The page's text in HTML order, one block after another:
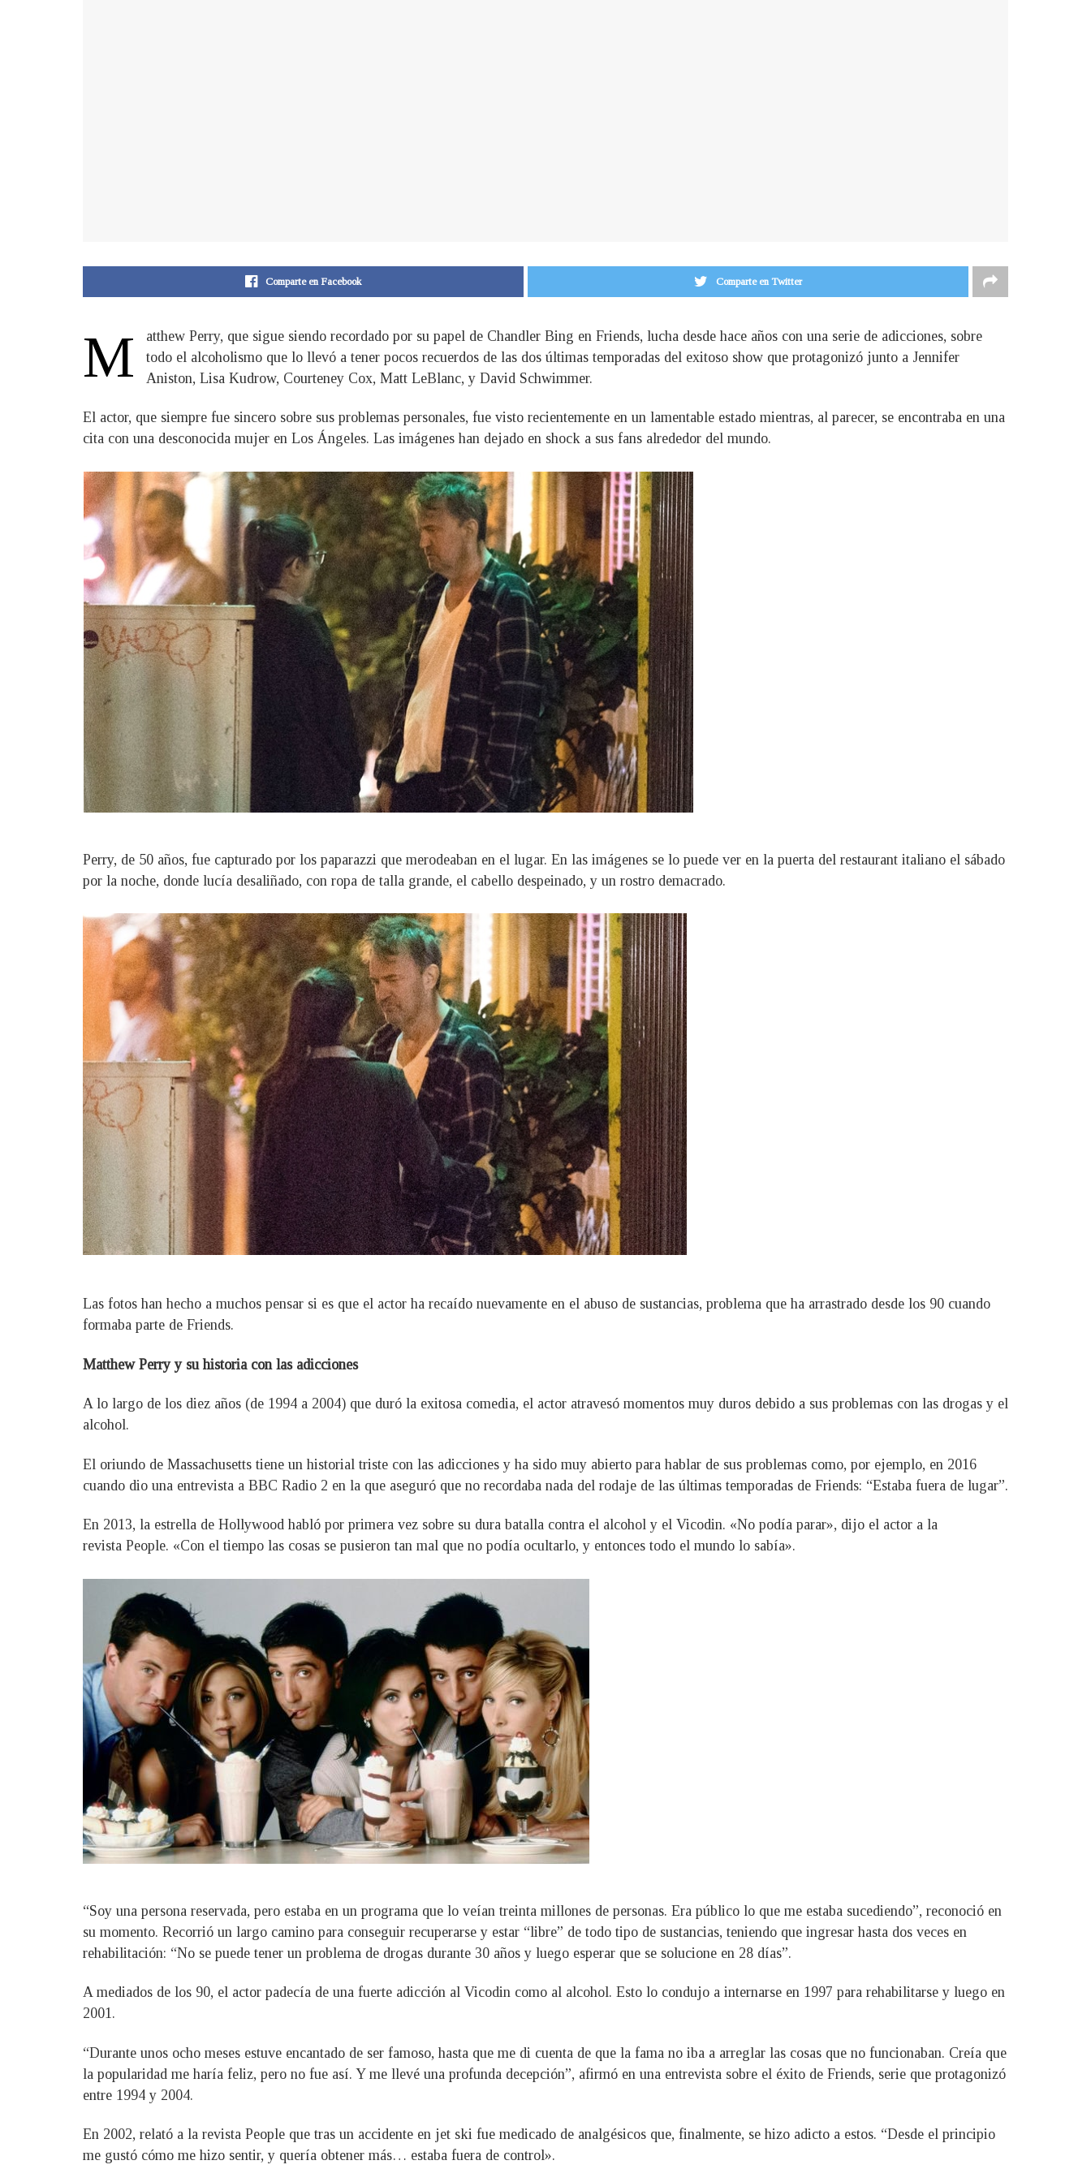
Comparte en Facebook Comparte en Twitter
M
atthew Perry, que sigue siendo recordado por su papel de Chandler Bing en Friends, lucha desde hace años con una serie de adicciones, sobre
todo el alcoholismo que lo llevó a tener pocos recuerdos de las dos últimas temporadas del exitoso show que protagonizó junto a Jennifer
Aniston, Lisa Kudrow, Courteney Cox, Matt LeBlanc, y David Schwimmer.
El actor, que siempre fue sincero sobre sus problemas personales, fue visto recientemente en un lamentable estado mientras, al parecer, se encontraba en una
cita con una desconocida mujer en Los Ángeles. Las imágenes han dejado en shock a sus fans alrededor del mundo.
Perry, de 50 años, fue capturado por los paparazzi que merodeaban en el lugar. En las imágenes se lo puede ver en la puerta del restaurant italiano el sábado
por la noche, donde lucía desaliñado, con ropa de talla grande, el cabello despeinado, y un rostro demacrado.
Las fotos han hecho a muchos pensar si es que el actor ha recaído nuevamente en el abuso de sustancias, problema que ha arrastrado desde los 90 cuando
formaba parte de Friends.
Matthew Perry y su historia con las adicciones
A lo largo de los diez años (de 1994 a 2004) que duró la exitosa comedia, el actor atravesó momentos muy duros debido a sus problemas con las drogas y el
alcohol.
El oriundo de Massachusetts tiene un historial triste con las adicciones y ha sido muy abierto para hablar de sus problemas como, por ejemplo, en 2016
cuando dio una entrevista a BBC Radio 2 en la que aseguró que no recordaba nada del rodaje de las últimas temporadas de Friends: “Estaba fuera de lugar”.
En 2013, la estrella de Hollywood habló por primera vez sobre su dura batalla contra el alcohol y el Vicodin. «No podía parar», dijo el actor a la
revista People. «Con el tiempo las cosas se pusieron tan mal que no podía ocultarlo, y entonces todo el mundo lo sabía».
“Soy una persona reservada, pero estaba en un programa que lo veían treinta millones de personas. Era público lo que me estaba sucediendo”, reconoció en
su momento. Recorrió un largo camino para conseguir recuperarse y estar “libre” de todo tipo de sustancias, teniendo que ingresar hasta dos veces en
rehabilitación: “No se puede tener un problema de drogas durante 30 años y luego esperar que se solucione en 28 días”.
A mediados de los 90, el actor padecía de una fuerte adicción al Vicodin como al alcohol. Esto lo condujo a internarse en 1997 para rehabilitarse y luego en
2001.
“Durante unos ocho meses estuve encantado de ser famoso, hasta que me di cuenta de que la fama no iba a arreglar las cosas que no funcionaban. Creía que
la popularidad me haría feliz, pero no fue así. Y me llevé una profunda decepción”, afirmó en una entrevista sobre el éxito de Friends, serie que protagonizó
entre 1994 y 2004.
En 2002, relató a la revista People que tras un accidente en jet ski fue medicado de analgésicos que, finalmente, se hizo adicto a estos. “Desde el principio
me gustó cómo me hizo sentir, y quería obtener más… estaba fuera de control».